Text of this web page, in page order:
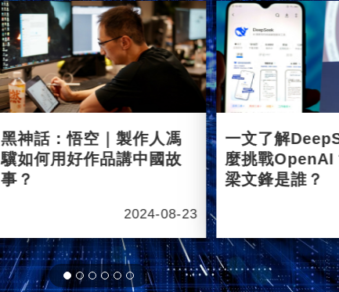
黑神話：悟空｜製作人馮
驥如何用好作品講中國故
事？
2024-08-23
一文了解
麼挑戰OpenAI
梁文鋒是誰？